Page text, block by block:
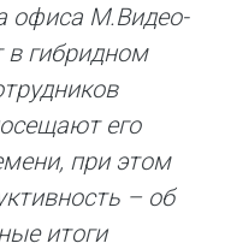
офиса М.Видео-
в гибридном
его
при этом
– об
итоги